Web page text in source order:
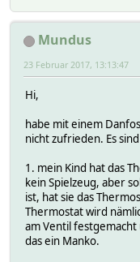
Mundus
23 Februar 2017, 13:13:47
Hi,
habe mit einem
nicht zufrieden. Es
1. mein Kind hat das
kein Spielzeug, aber
ist, hat sie das
Thermostat wird
am Ventil
das ein Manko.